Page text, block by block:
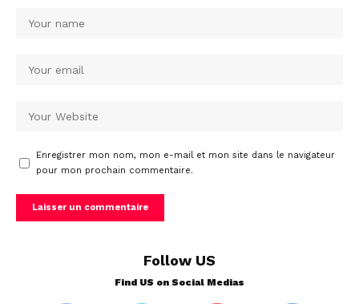
Enregistrer mon nom, mon e-mail et mon site dans le navigateur
pour mon prochain commentaire.
Follow US
Find US on Social Medias